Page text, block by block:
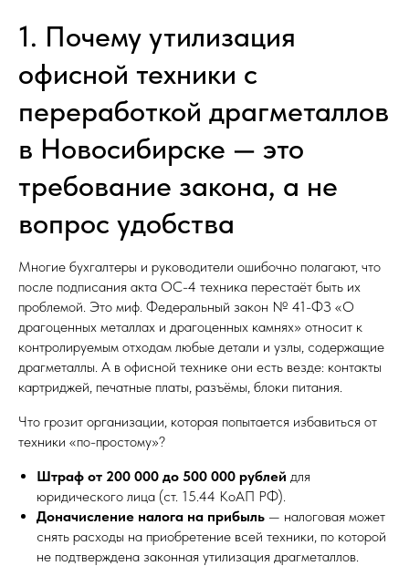
1. Почему утилизация
офисной техники с
переработкой драгметаллов
в Новосибирске — это
требование закона, а не
вопрос удобства
Многие бухгалтеры и руководители ошибочно полагают, что
после подписания акта ОС-4 техника перестаёт быть их
проблемой. Это миф. Федеральный закон № 41-ФЗ «О
драгоценных металлах и драгоценных камнях» относит к
контролируемым отходам любые детали и узлы, содержащие
драгметаллы. А в офисной технике они есть везде: контакты
картриджей, печатные платы, разъёмы, блоки питания.
Что грозит организации, которая попытается избавиться от
техники «по-простому»?
Штраф от 200 000 до 500 000 рублей для
юридического лица (ст. 15.44 КоАП РФ).
Доначисление налога на прибыль — налоговая может
снять расходы на приобретение всей техники, по которой
не подтверждена законная утилизация драгметаллов.